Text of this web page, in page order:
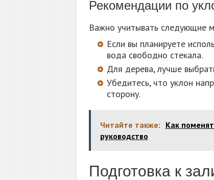
Рекомендации по
Важно учитывать следующие
Если вы планируете
вода свободно стекала.
Для дерева, лучше
Убедитесь, что уклон
сторону.
Читайте также: Как
руководство
Подготовка к